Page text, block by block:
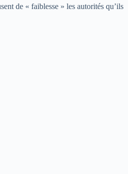
de « faiblesse » les autorités qu’ils